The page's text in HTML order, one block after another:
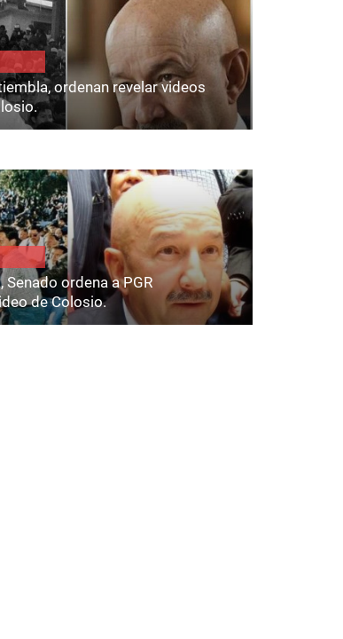
ordenan revelar videos
Senado ordena a PGR
de Colosio.